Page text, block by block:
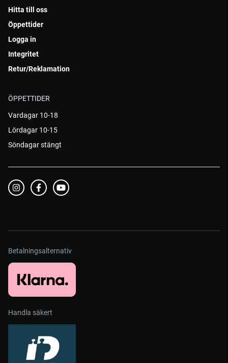
Hitta till oss
Öppettider
Logga in
Integritet
Retur/Reklamation
ÖPPETTIDER
Vardagar 10-18
Lördagar 10-15
Söndagar stängt
Betalningsalternativ
Handla säkert